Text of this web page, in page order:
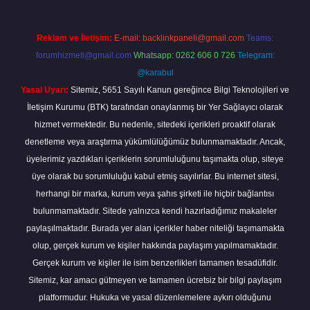
Reklam ve İletişim: E-mail: backlinkpaneli@gmail.com Teams:
forumhizmeti@gmail.com Whatsapp: 0262 606 0 726 Telegram:
@karabul
Yasal Uyarı: Sitemiz, 5651 Sayılı Kanun gereğince Bilgi Teknolojileri ve
İletişim Kurumu (BTK) tarafından onaylanmış bir Yer Sağlayıcı olarak
hizmet vermektedir. Bu nedenle, sitedeki içerikleri proaktif olarak
denetleme veya araştırma yükümlülüğümüz bulunmamaktadır. Ancak,
üyelerimiz yazdıkları içeriklerin sorumluluğunu taşımakta olup, siteye
üye olarak bu sorumluluğu kabul etmiş sayılırlar. Bu internet sitesi,
herhangi bir marka, kurum veya şahıs şirketi ile hiçbir bağlantısı
bulunmamaktadır. Sitede yalnızca kendi hazırladığımız makaleler
paylaşılmaktadır. Burada yer alan içerikler haber niteliği taşımamakta
olup, gerçek kurum ve kişiler hakkında paylaşım yapılmamaktadır.
Gerçek kurum ve kişiler ile isim benzerlikleri tamamen tesadüfidir.
Sitemiz, kar amacı gütmeyen ve tamamen ücretsiz bir bilgi paylaşım
platformudur. Hukuka ve yasal düzenlemelere aykırı olduğunu